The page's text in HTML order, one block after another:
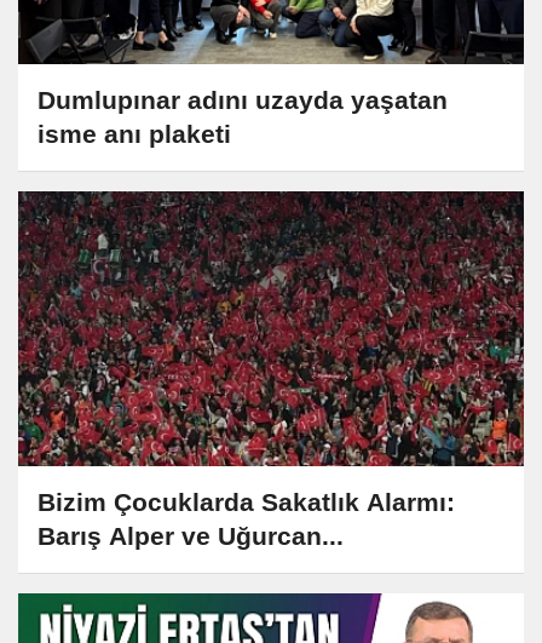
Dumlupınar adını uzayda yaşatan
isme anı plaketi
Bizim Çocuklarda Sakatlık Alarmı:
Barış Alper ve Uğurcan...